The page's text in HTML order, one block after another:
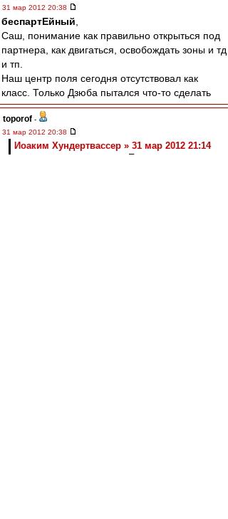
31 мар 2012 20:38
беспартЕйный
Саш, понимание как правильно открыться под
партнера, как двигаться, освобождать зоны и тд
и тп.
Наш центр поля сегодня отсутствовал как
класс. Только Дзюба пытался что-то сделать
toporof -
31 мар 2012 20:38
Иоаким Хундертвассер » 31 мар 2012 21:14
енит работает с судьями. Пока не будет